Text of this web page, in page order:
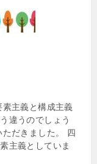
主義と構成主義
違うのでしょう
だきました。 四
主義としていま